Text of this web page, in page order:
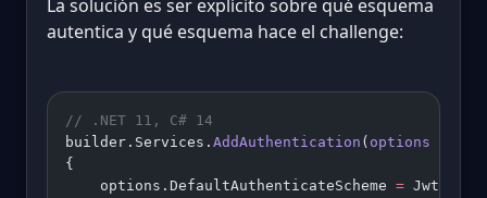
La solución es ser explícito sobre qué esquema
autentica y qué esquema hace el challenge:
// .NET 11, C# 14
builder.Services. AddAuthentication ( options
{
    options.DefaultAuthenticateScheme
=